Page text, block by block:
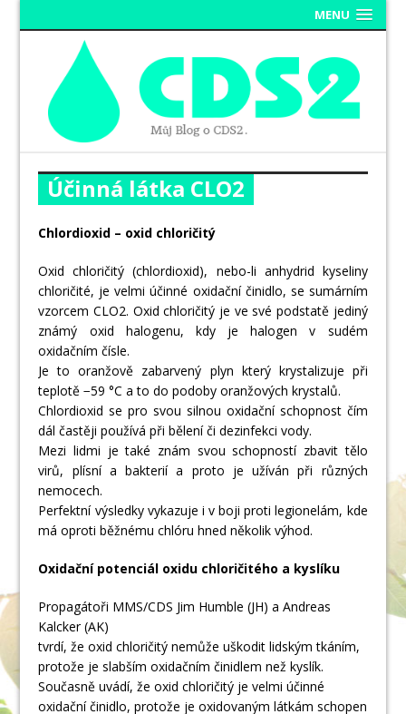
MENU
Účinná látka CLO2
Chlordioxid – oxid chloričitý
Oxid chloričitý (chlordioxid), nebo-li anhydrid kyseliny
chloričité, je velmi účinné oxidační činidlo, se sumárním
vzorcem CLO2. Oxid chloričitý je ve své podstatě jediný
známý oxid halogenu, kdy je halogen v sudém
oxidačním čísle.
Je to oranžově zabarvený plyn který krystalizuje při
teplotě −59 °C a to do podoby oranžových krystalů.
Chlordioxid se pro svou silnou oxidační schopnost čím
dál častěji používá při bělení či dezinfekci vody.
Mezi lidmi je také znám svou schopností zbavit tělo
virů, plísní a bakterií a proto je užíván při různých
nemocech.
Perfektní výsledky vykazuje i v boji proti legionelám, kde
má oproti běžnému chlóru hned několik výhod.
Oxidační potenciál oxidu chloričitého a kyslíku
Propagátoři MMS/CDS Jim Humble (JH) a Andreas
Kalcker (AK)
tvrdí, že oxid chloričitý nemůže uškodit lidským tkáním,
protože je slabším oxidačním činidlem než kyslík.
Současně uvádí, že oxid chloričitý je velmi účinné
oxidační činidlo, protože je oxidovaným látkám schopen